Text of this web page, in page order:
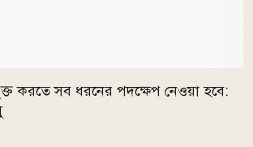
করতে সব ধরনের পদক্ষেপ নেওয়া হবে: